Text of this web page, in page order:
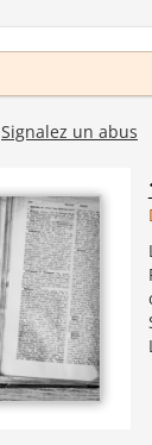
Signalez un abus